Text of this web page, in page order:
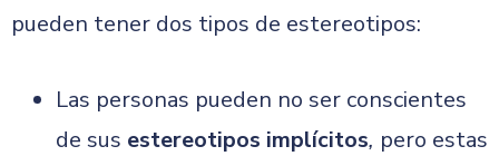
pueden tener dos tipos de estereotipos:
Las personas pueden no ser conscientes
de sus estereotipos implícitos, pero estas